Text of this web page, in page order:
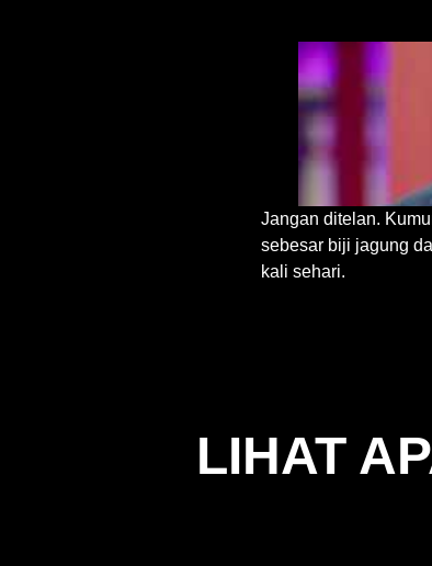
Jangan ditelan.
sebesar biji jagung
kali sehari.
LIHAT